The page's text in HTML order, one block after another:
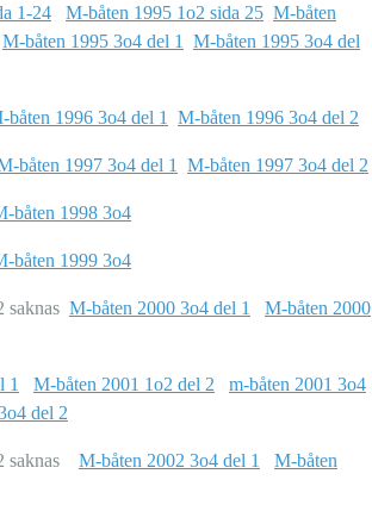
1-24 M-båten 1995 1o2 sida 25 M-båten
M-båten 1995 3o4 del 1 M-båten 1995 3o4 del
båten 1996 3o4 del 1 M-båten 1996 3o4 del 2
båten 1997 3o4 del 1 M-båten 1997 3o4 del 2
båten 1998 3o4
båten 1999 3o4
saknas M-båten 2000 3o4 del 1
M-båten 2000
1 M-båten 2001 1o2 del 2
m-båten 2001 3o4
del 2
saknas M-båten 2002 3o4 del 1
M-båten